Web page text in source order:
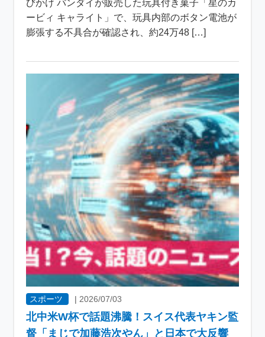
びかけ バンダイが販売した玩具付き菓子「星のカ
ービィ キャライト」で、玩具内部のボタン電池が
膨張する不具合が確認され、約24万48 […]
スポーツ |2026/07/03
北中米W杯で話題沸騰！スイス代表ヤキン監
督「まじで加藤浩次やん」と日本で大反響